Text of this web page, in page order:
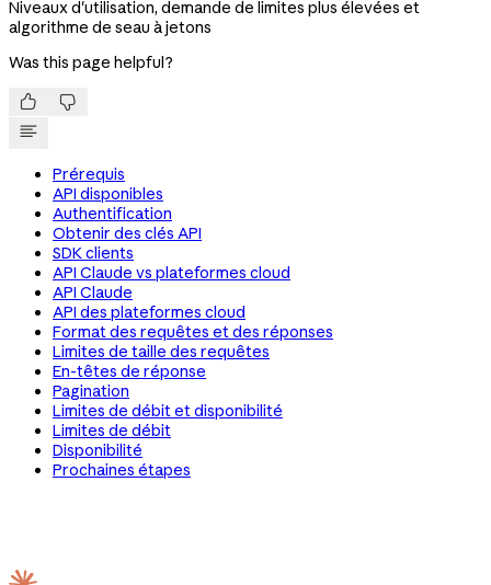
Niveaux d'utilisation, demande de limites plus élevées et
algorithme de seau à jetons
Was this page helpful?
 
Prérequis
API disponibles
Authentification
Obtenir des clés API
SDK clients
API Claude vs plateformes cloud
API Claude
API des plateformes cloud
Format des requêtes et des réponses
Limites de taille des requêtes
En-têtes de réponse
Pagination
Limites de débit et disponibilité
Limites de débit
Disponibilité
Prochaines étapes